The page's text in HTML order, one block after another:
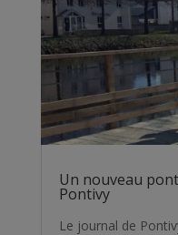
Un nouveau
Pontivy
Le journal de